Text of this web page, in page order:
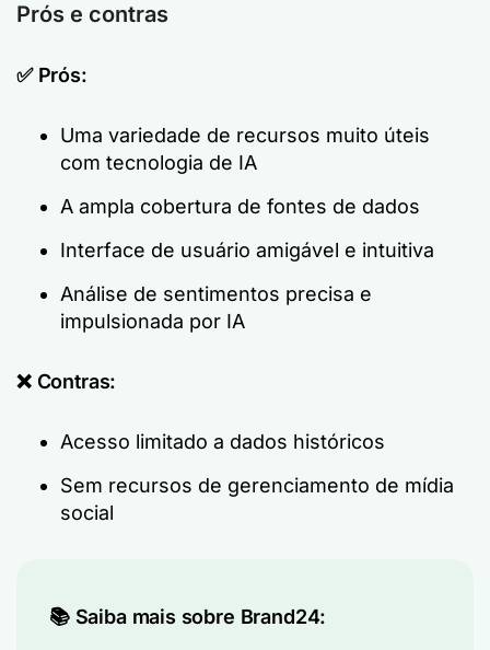
Prós e contras
✅ Prós:
Uma variedade de recursos muito úteis
com tecnologia de IA
A ampla cobertura de fontes de dados
Interface de usuário amigável e intuitiva
Análise de sentimentos precisa e
impulsionada por IA
❌ Contras:
Acesso limitado a dados históricos
Sem recursos de gerenciamento de mídia
social
📚 Saiba mais sobre Brand24: